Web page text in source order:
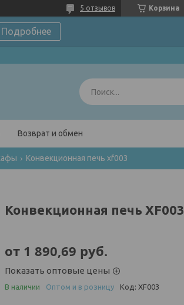
Корзина
5 отзывов
Подробнее
Возврат и обмен
Конвекционная печь xf003
Конвекционная печь XF003
от 1 890,69 руб.
Показать оптовые цены
В наличии Оптом и в розницу Код: XF003